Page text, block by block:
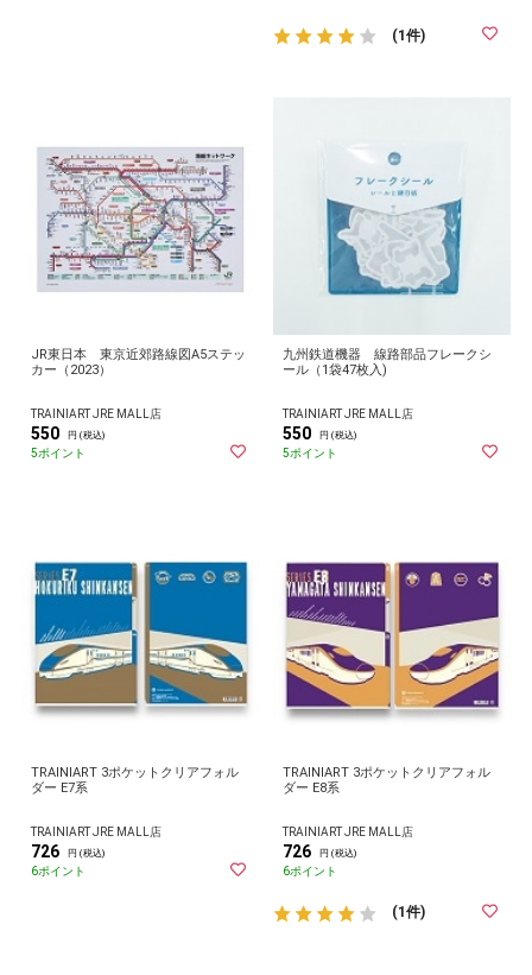
(1件)
JR東日本 東京近郊路線図A5ステッ
カー（2023）
TRAINIART JRE MALL店
550 円 (税込)
5ポイント
九州鉄道機器 線路部品フレークシ
ール（1袋47枚入)
TRAINIART JRE MALL店
550 円 (税込)
5ポイント
TRAINIART 3ポケットクリアフォル
ダー E7系
TRAINIART JRE MALL店
726 円 (税込)
6ポイント
TRAINIART 3ポケットクリアフォル
ダー E8系
TRAINIART JRE MALL店
726 円 (税込)
6ポイント
(1件)